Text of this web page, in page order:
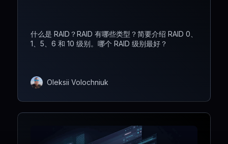
什么是 RAID？RAID 有哪些类型？简要介绍 RAID 0、
1、5、6 和 10 级别。哪个 RAID 级别最好？
Oleksii Volochniuk